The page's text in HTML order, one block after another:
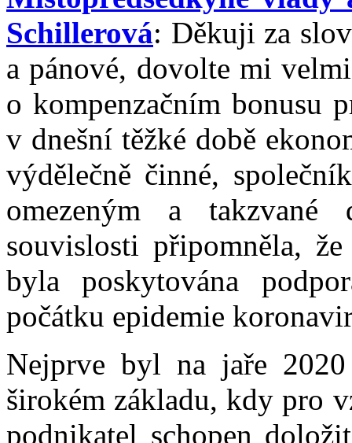
Schillerová: Děkuji za
a pánové, dovolte mi
o kompenzačním bonusu
v dnešní těžké době
výdělečně činné,
omezeným a
souvislosti připomněla,
byla poskytována
počátku epidemie
Nejprve byl na jaře
širokém základu, kdy pro
podnikatel schopen